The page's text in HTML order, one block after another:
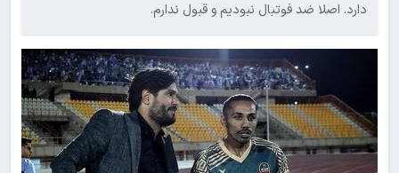
دارد. اصلا ضد فوتبال نبودیم و قبول ندارم.